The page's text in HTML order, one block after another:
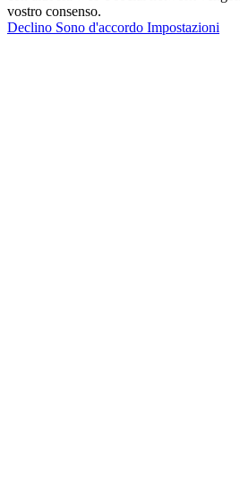
vostro consenso.
Declino Sono d'accordo Impostazioni